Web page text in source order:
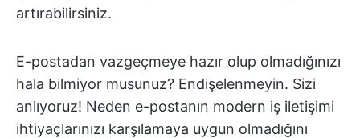
artırabilirsiniz.
E-postadan vazgeçmeye hazır olup olmadığınızı
hala bilmiyor musunuz? Endişelenmeyin. Sizi
anlıyoruz! Neden e-postanın modern iş iletişimi
ihtiyaçlarınızı karşılamaya uygun olmadığını